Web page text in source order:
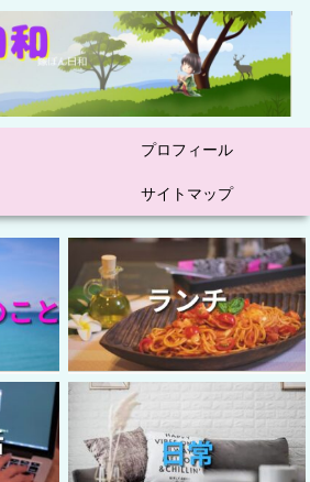
プロフィール
サイトマップ